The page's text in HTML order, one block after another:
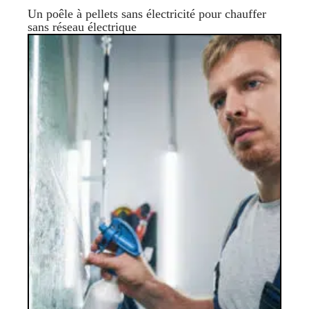
Un poêle à pellets sans électricité pour chauffer
sans réseau électrique